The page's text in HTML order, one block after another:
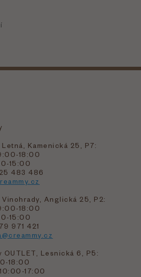
Kamenická 25, P7:
18:00
15:00
483 486
Vinohrady, Anglická 25, P2:
18:00
15:00
971 421
OUTLET, Lesnická 6, P5:
18:00
17:00